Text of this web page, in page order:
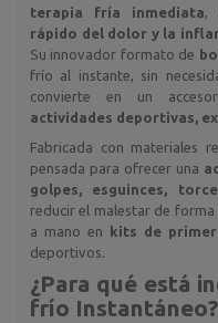
terapia fría inmediata
rápido del dolor y la
Su innovador formato de
frío al instante, sin
convierte en un
actividades deportivas,
Fabricada con materiales
pensada para ofrecer una
golpes, esguinces,
reducir el malestar de
a mano en kits de
deportivos.
¿Para qué está
frío Instantáneo?